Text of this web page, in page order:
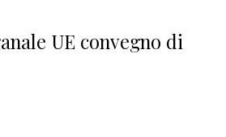
UE convegno di